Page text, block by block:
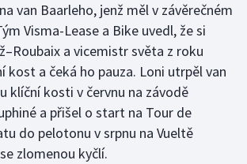
van Baarleho, jenž měl v závěrečném
Visma-Lease a Bike uvedl, že si
a vicemistr světa z roku
kost a čeká ho pauza. Loni utrpěl van
klíční kosti v červnu na závodě
a přišel o start na Tour de
do pelotonu v srpnu na Vueltě
zlomenou kyčlí.